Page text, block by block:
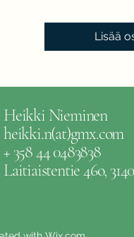
Lisää
Heikki Nieminen
heikki.n(at)gmx.com
+ 358 44 0483838
Laitiaistentie 46o,